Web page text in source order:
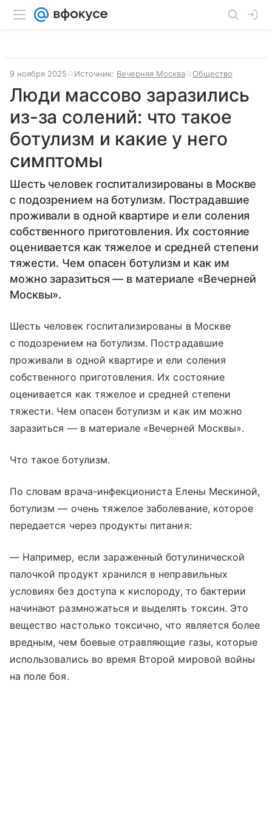
9 ноября 2025 Источник: Вечерняя Москва Общество
Люди массово заразились
из-за солений: что такое
ботулизм и какие у него
симптомы
Шесть человек госпитализированы в Москве
с подозрением на ботулизм. Пострадавшие
проживали в одной квартире и ели соления
собственного приготовления. Их состояние
оценивается как тяжелое и средней степени
тяжести. Чем опасен ботулизм и как им
можно заразиться — в материале «Вечерней
Москвы».
Шесть человек госпитализированы в Москве
с подозрением на ботулизм. Пострадавшие
проживали в одной квартире и ели соления
собственного приготовления. Их состояние
оценивается как тяжелое и средней степени
тяжести. Чем опасен ботулизм и как им можно
заразиться — в материале «Вечерней Москвы».
Что такое ботулизм.
По словам врача-инфекциониста Елены Мескиной,
ботулизм — очень тяжелое заболевание, которое
передается через продукты питания:
— Например, если зараженный ботулинической
палочкой продукт хранился в неправильных
условиях без доступа к кислороду, то бактерии
начинают размножаться и выделять токсин. Это
вещество настолько токсично, что является более
вредным, чем боевые отравляющие газы, которые
использовались во время Второй мировой войны
на поле боя.